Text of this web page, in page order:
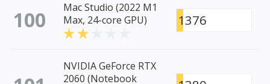
100
Mac Studio (2022 M1
Max, 24-core GPU)
1376
NVIDIA GeForce RTX
2060 (Notebook